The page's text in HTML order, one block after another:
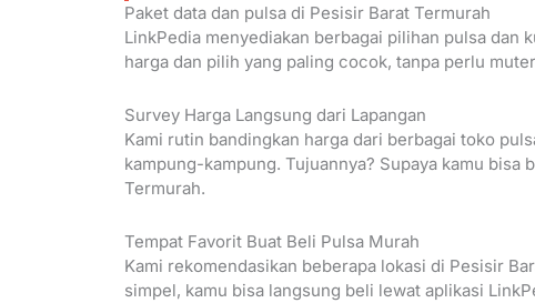
Paket data dan pulsa di Pesisir Barat Termurah
LinkPedia menyediakan berbagai pilihan pulsa dan
harga dan pilih yang paling cocok, tanpa perlu
Survey Harga Langsung dari Lapangan
Kami rutin bandingkan harga dari berbagai toko
kampung-kampung. Tujuannya? Supaya kamu
Termurah.
Tempat Favorit Buat Beli Pulsa Murah
Kami rekomendasikan beberapa lokasi di Pesisir
simpel, kamu bisa langsung beli lewat aplikasi